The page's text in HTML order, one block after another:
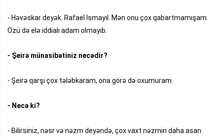
- Həvəskar deyək. Rafael İsmayıl. Mən onu çox qabartmamışam.
Özü də elə iddialı adam olmayıb.
- Şeirə münasibətiniz necədir?
- Şeirə qarşı çox tələbkaram, ona görə də oxumuram.
- Necə ki?
- Bilirsiniz, nəsr və nəzm deyəndə, çox vaxt nəzmin daha asan